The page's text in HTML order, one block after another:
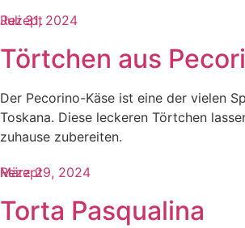
Rezept
Törtchen aus
Der Pecorino-Käse ist eine der vielen
Toskana. Diese leckeren Törtchen
zuhause zubereiten.
Juli 31, 2024
Rezept
Torta Pasqualina
März 29, 2024